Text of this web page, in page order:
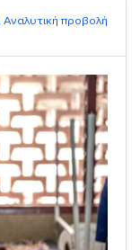
Αναλυτική προβολή